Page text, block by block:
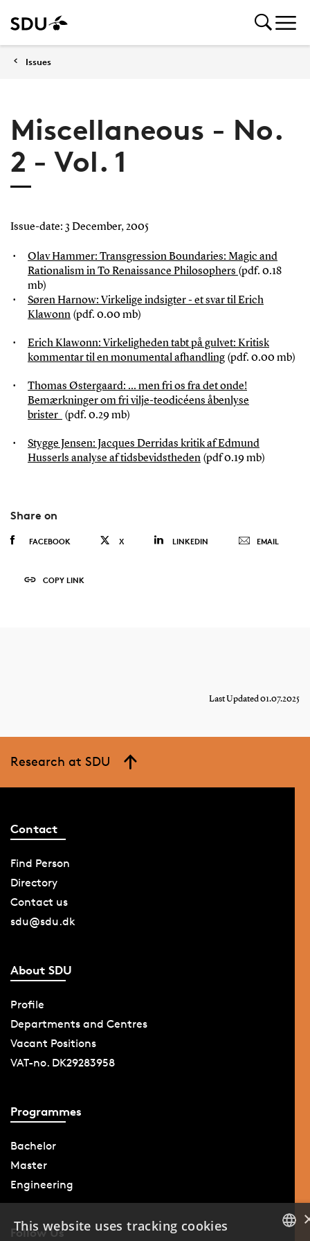
Issues
Miscellaneous - No.
2 - Vol. 1
Issue-date: 3 December, 2005
Olav Hammer: Transgression Boundaries: Magic and
Rationalism in To Renaissance Philosophers (pdf. 0.18
mb)
Søren Harnow: Virkelige indsigter - et svar til Erich
Klawonn(pdf. 0.00 mb)
Erich Klawonn: Virkeligheden tabt på gulvet: Kritisk
kommentar til en monumental afhandling(pdf. 0.00 mb)
Thomas Østergaard: ... men fri os fra det onde!
Bemærkninger om fri vilje-teodicéens åbenlyse
brister
(pdf. 0.29 mb)
Stygge Jensen: Jacques Derridas kritik af Edmund
Husserls analyse af tidsbevidstheden(pdf 0.19 mb)
Share on
FACEBOOK X LINKEDIN EMAIL
COPY LINK
Last Updated 01.07.2025
Research at SDU
Contact
Find Person
Directory
Contact us
sdu@sdu.dk
About SDU
Profile
Departments and Centres
Vacant Positions
VAT-no. DK29283958
Programmes
Bachelor
Master
Engineering
Follow Us
This website uses tracking cookies